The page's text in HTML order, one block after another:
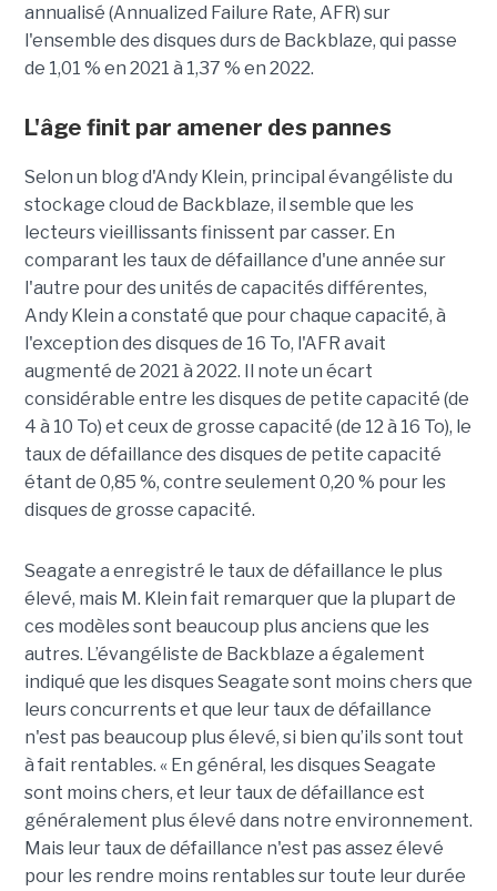
annualisé (Annualized Failure Rate, AFR) sur
l'ensemble des disques durs de Backblaze, qui passe
de 1,01 % en 2021 à 1,37 % en 2022.
L'âge finit par amener des pannes
Selon un blog d'Andy Klein, principal évangéliste du
stockage cloud de Backblaze, il semble que les
lecteurs vieillissants finissent par casser. En
comparant les taux de défaillance d'une année sur
l'autre pour des unités de capacités différentes,
Andy Klein a constaté que pour chaque capacité, à
l'exception des disques de 16 To, l'AFR avait
augmenté de 2021 à 2022. Il note un écart
considérable entre les disques de petite capacité (de
4 à 10 To) et ceux de grosse capacité (de 12 à 16 To), le
taux de défaillance des disques de petite capacité
étant de 0,85 %, contre seulement 0,20 % pour les
disques de grosse capacité.
Seagate a enregistré le taux de défaillance le plus
élevé, mais M. Klein fait remarquer que la plupart de
ces modèles sont beaucoup plus anciens que les
autres. L’évangéliste de Backblaze a également
indiqué que les disques Seagate sont moins chers que
leurs concurrents et que leur taux de défaillance
n'est pas beaucoup plus élevé, si bien qu’ils sont tout
à fait rentables. « En général, les disques Seagate
sont moins chers, et leur taux de défaillance est
généralement plus élevé dans notre environnement.
Mais leur taux de défaillance n'est pas assez élevé
pour les rendre moins rentables sur toute leur durée